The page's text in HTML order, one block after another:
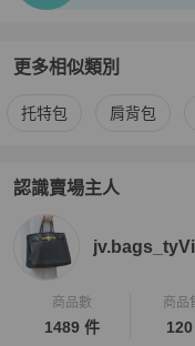
更多相似類別
更多Chanel 女包相似商
托特包 肩背包
認識賣場主人
PopChill 拍拍圈嚴選賣
商品數
1489 件
商品